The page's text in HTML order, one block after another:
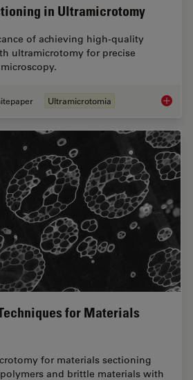
in Ultramicrotomy
of achieving high-quality
ultramicrotomy for precise
Ultramicrotomia High
for Materials
for materials sectioning
and brittle materials with